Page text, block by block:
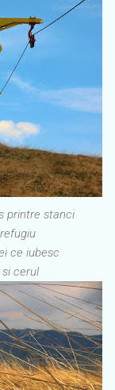
printre stanci
ce iubesc
cerul